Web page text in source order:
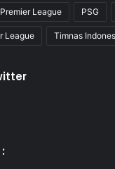
Premier League PSG
League Timnas